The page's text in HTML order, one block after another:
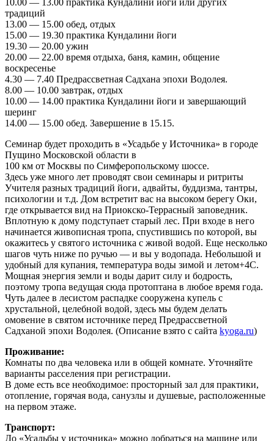
10.00 — 13.00 практика Кундалини йоги или других
традиций
13.00 — 15.00 обед, отдых
15.00 — 19.30 практика Кундалини йоги
19.30 — 20.00 ужин
20.00 — 22.00 время отдыха, баня, камин, общение
воскресенье
4.30 — 7.40 Предрассветная Садхана эпохи Водолея.
8.00 — 10.00 завтрак, отдых
10.00 — 14.00 практика Кундалини йоги и завершающий
шеринг
14.00 — 15.00 обед. Завершение в 15.15.
Семинар будет проходить в «Усадьбе у Источника» в городе
Пущино Московской области в
100 км от Москвы по Симферопольскому шоссе.
Здесь уже много лет проводят свои семинары и ритриты
Учителя разных традиций йоги, адвайты, буддизма, тантры,
психологии и т.д. Дом встретит вас на высоком берегу Оки,
где открывается вид на Приокско-Террасный заповедник.
Вплотную к дому подступает старый лес. При входе в него
начинается живописная тропа, спустившись по которой, вы
окажитесь у святого источника с живой водой. Еще несколько
шагов чуть ниже по ручью — и вы у водопада. Небольшой и
удобный для купания, температура воды зимой и летом+4С.
Мощная энергия земли и воды дарит силу и бодрость,
поэтому тропа ведущая сюда протоптана в любое время года.
Чуть далее в лесистом распадке сооружена купель с
хрустальной, целебной водой, здесь мы будем делать
омовение в святом источнике перед Предрассветной
Садханой эпохи Водолея. (Описание взято с сайта kyoga.ru)
Проживание:
Комнаты по два человека или в общей комнате. Уточняйте
варианты расселения при регистрации.
В доме есть все необходимое: просторный зал для практики,
отопление, горячая вода, санузлы и душевые, расположенные
на первом этаже.
Транспорт:
До «Усадьбы у источника» можно добраться на машине или